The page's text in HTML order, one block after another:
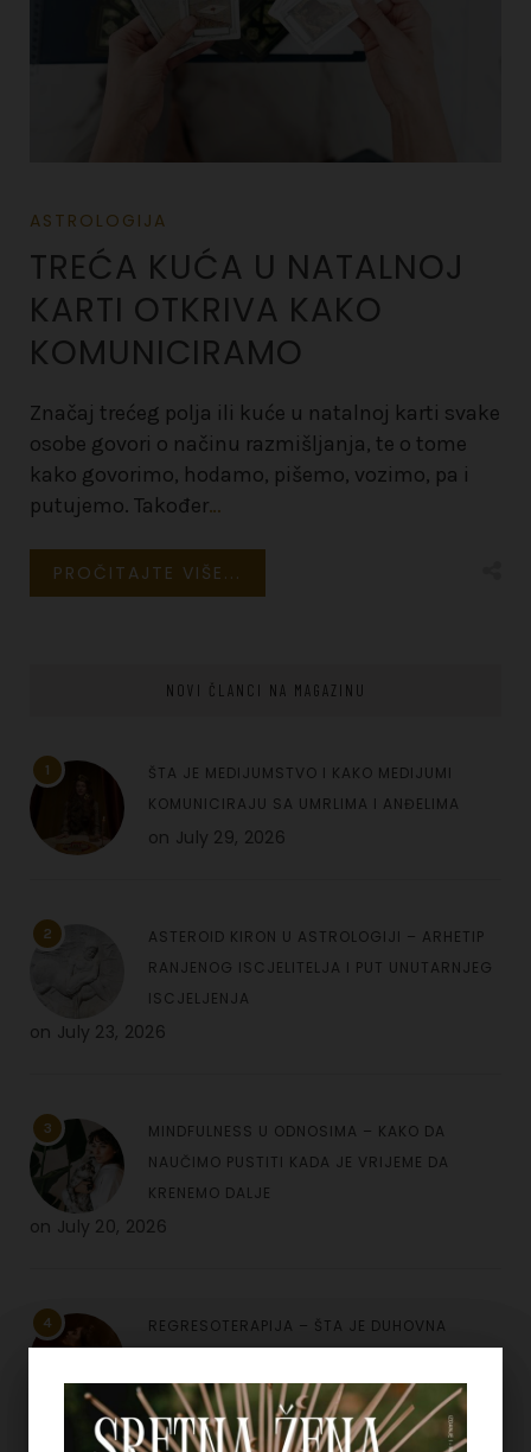
ASTROLOGIJA
TREĆA KUĆA U NATALNOJ
KARTI OTKRIVA KAKO
KOMUNICIRAMO
Značaj trećeg polja ili kuće u natalnoj karti svake
osobe govori o načinu razmišljanja, te o tome
kako govorimo, hodamo, pišemo, vozimo, pa i
putujemo. Također…
PROČITAJTE VIŠE...
NOVI ČLANCI NA MAGAZINU
1
ŠTA JE MEDIJUMSTVO I KAKO MEDIJUMI
KOMUNICIRAJU SA UMRLIMA I ANĐELIMA
on July 29, 2026
2
ASTEROID KIRON U ASTROLOGIJI – ARHETIP
RANJENOG ISCJELITELJA I PUT UNUTARNJEG
ISCJELJENJA
on July 23, 2026
3
MINDFULNESS U ODNOSIMA – KAKO DA
NAUČIMO PUSTITI KADA JE VRIJEME DA
KRENEMO DALJE
on July 20, 2026
4
REGRESOTERAPIJA – ŠTA JE DUHOVNA
ŽIVOTA MOGU POMOĆI
July 7, 2026